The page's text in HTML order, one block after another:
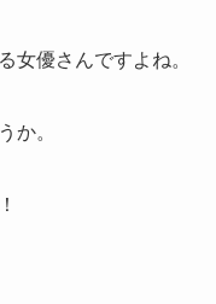
女優さんですよね。
か。